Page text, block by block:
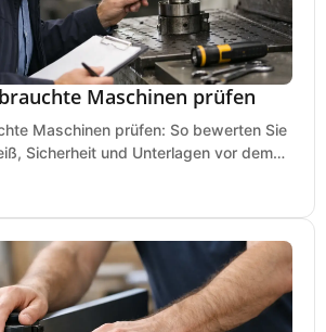
Maschinen prüfen
Maschinen prüfen: So bewerten Sie
Sicherheit und Unterlagen vor dem